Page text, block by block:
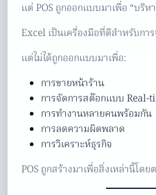
แต่ POS ถูกออกแบบมาเพื่อ “บริห
Excel เป็นเครื่องมือที่ดีสำหรับกา
แต่ไม่ได้ถูกออกแบบมาเพื่อ:
การขายหน้าร้าน
การจัดการสต๊อกแบบ Real-
การทำงานหลายคนพร้อมกัน
การลดความผิดพลาด
การวิเคราะห์ธุรกิจ
POS ถูกสร้างมาเพื่อสิ่งเหล่านี้โดย